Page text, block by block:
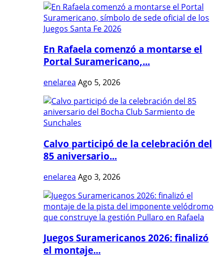
En Rafaela comenzó a montarse el
Portal Suramericano,...
enelarea Ago 5, 2026
Calvo participó de la celebración del
85 aniversario...
enelarea Ago 3, 2026
Juegos Suramericanos 2026: finalizó
el montaje...